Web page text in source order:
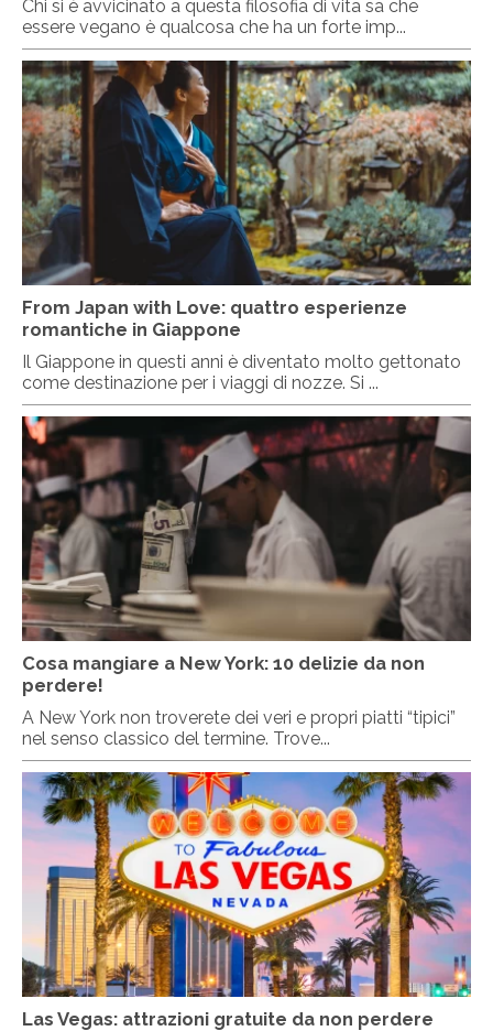
Chi si è avvicinato a questa filosofia di vita sa che
essere vegano è qualcosa che ha un forte imp...
From Japan with Love: quattro esperienze
romantiche in Giappone
Il Giappone in questi anni è diventato molto gettonato
come destinazione per i viaggi di nozze. Si ...
Cosa mangiare a New York: 10 delizie da non
perdere!
A New York non troverete dei veri e propri piatti “tipici”
nel senso classico del termine. Trove...
Las Vegas: attrazioni gratuite da non perdere